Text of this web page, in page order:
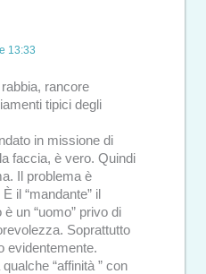
13:33
rancore
tipici degli
in missione di
faccia, è vero. Quindi
Il problema è
il “mandante” il
un “uomo” privo di
Soprattutto
evidentemente.
“affinità ” con